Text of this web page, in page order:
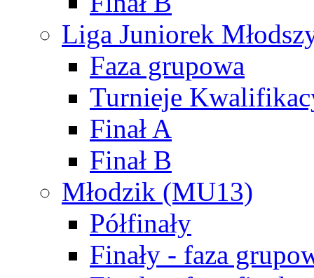
Liga Juniorek
Faza grupowa
Turnieje
Finał A
Finał B
Młodzik (MU13)
Półfinały
Finały - faza